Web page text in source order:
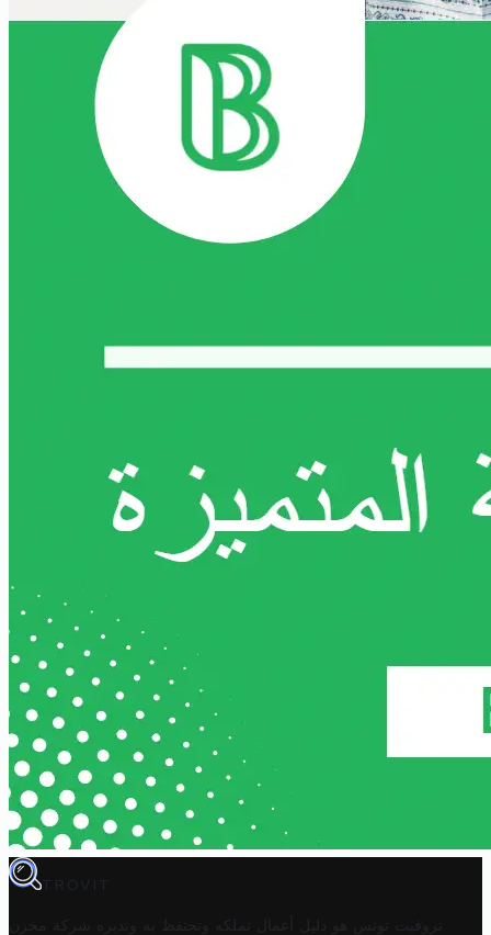
TROVIT
تروفيت تونس هو دليل أعمال تملكه وتحتفظ به وتديره
شركة مخزن